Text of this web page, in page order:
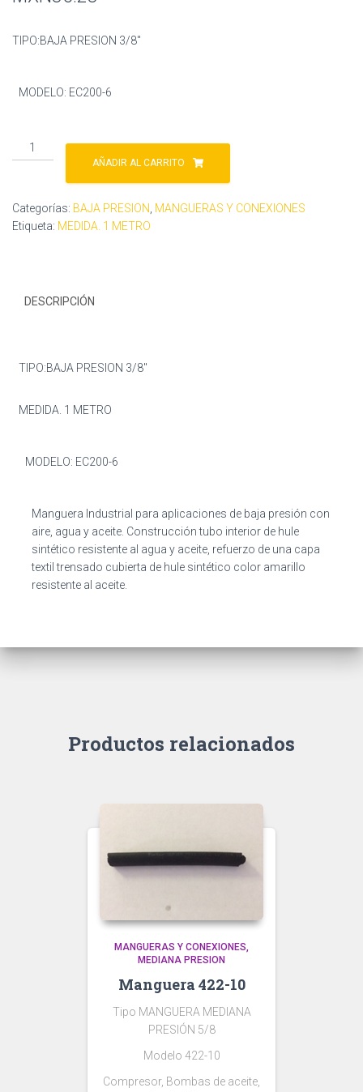
TIPO:BAJA PRESION 3/8″
MODELO: EC200-6
MANGUERAS
EC200-
AÑADIR AL CARRITO
Categorías: BAJA PRESION MANGUERAS Y CONEXIONES
Etiqueta: MEDIDA. 1 METRO
DESCRIPCIÓN
TIPO:BAJA PRESION 3/8″
MEDIDA. 1 METRO
MODELO: EC200-6
Manguera Industrial para aplicaciones de baja presión con
aire, agua y aceite. Construcción tubo interior de hule
sintético resistente al agua y aceite, refuerzo de una capa
textil trensado cubierta de hule sintético color amarillo
resistente al aceite.
Productos relacionados
MANGUERAS Y CONEXIONES
MEDIANA PRESION
Manguera 422-10
Tipo MANGUERA MEDIANA
PRESIÓN 5/8
Modelo 422-10
Compresor, Bombas de aceite,